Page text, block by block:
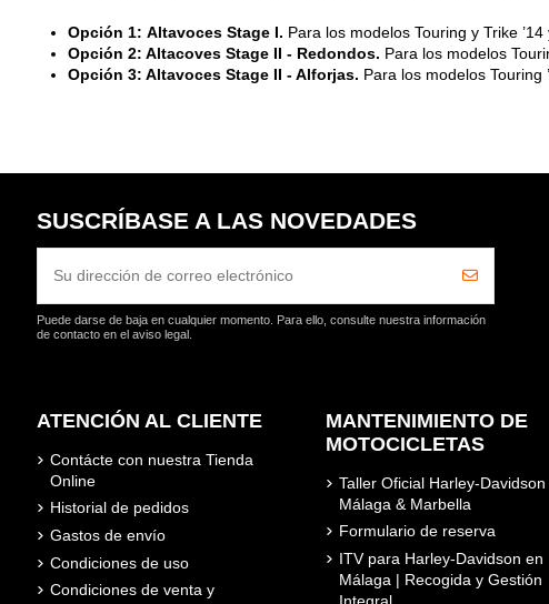
Opción 1: Altavoces Stage I. Para los modelos Touring y Trike
Opción 2: Altacoves Stage II - Redondos. Para los modelos
Opción 3: Altavoces Stage II - Alforjas. Para los modelos Touring
SUSCRÍBASE A LAS NOVEDADES
Puede darse de baja en cualquier momento. Para ello, consulte nuestra información
de contacto en el aviso legal.
ATENCIÓN AL CLIENTE
Contácte con nuestra Tienda
Online
Historial de pedidos
Gastos de envío
Condiciones de uso
Condiciones de venta y
MANTENIMIENTO DE
MOTOCICLETAS
Taller Oficial Harley-Davidson
Málaga & Marbella
Formulario de reserva
ITV para Harley-Davidson en
Málaga | Recogida y Gestión